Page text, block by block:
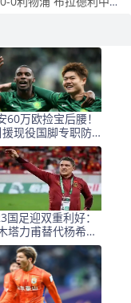
60万欧捡宝后腰！
援现役国脚专职防
，最近就将入队
国足迎双重利好：
塔力甫替代杨希，
闻首发，拿下泰国
直接小组出线